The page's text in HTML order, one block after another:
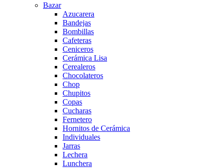
Bazar
Azucarera
Bandejas
Bombillas
Cafeteras
Ceniceros
Cerámica Lisa
Cerealeros
Chocolateros
Chop
Chupitos
Copas
Cucharas
Fernetero
Hornitos de Cerámica
Individuales
Jarras
Lechera
Lunchera